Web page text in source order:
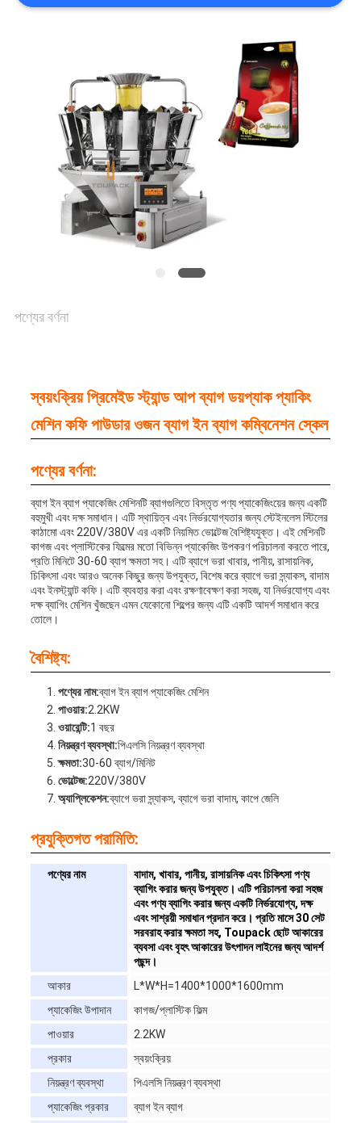
SITEMAP
গোপনীয়তা
পণ্যের বর্ণনা
স্বয়ংক্রিয় প্রিমেইড স্ট্যান্ড আপ ব্যাগ ডয়প্যাক প্যাকিং
মেশিন কফি পাউডার ওজন ব্যাগ ইন ব্যাগ কম্বিনেশন স্কেল
পণ্যের বর্ণনা:
ব্যাগ ইন ব্যাগ প্যাকেজিং মেশিনটি ব্যাগগুলিতে বিস্তৃত পণ্য প্যাকেজিংয়ের জন্য একটি
বহুমুখী এবং দক্ষ সমাধান। এটি স্থায়িত্ব এবং নির্ভরযোগ্যতার জন্য স্টেইনলেস স্টিলের
কাঠামো এবং 220V/380V এর একটি নিয়মিত ভোল্টেজ বৈশিষ্ট্যযুক্ত। এই মেশিনটি
কাগজ এবং প্লাস্টিকের ফিল্মের মতো বিভিন্ন প্যাকেজিং উপকরণ পরিচালনা করতে পারে,
প্রতি মিনিটে 30-60 ব্যাগ ক্ষমতা সহ। এটি ব্যাগে ভরা খাবার, পানীয়, রাসায়নিক,
চিকিৎসা এবং আরও অনেক কিছুর জন্য উপযুক্ত, বিশেষ করে ব্যাগে ভরা স্ন্যাকস, বাদাম
এবং ইনস্ট্যান্ট কফি। এটি ব্যবহার করা এবং রক্ষণাবেক্ষণ করা সহজ, যা নির্ভরযোগ্য এবং
দক্ষ ব্যাগিং মেশিন খুঁজছেন এমন যেকোনো শিল্পের জন্য এটি একটি আদর্শ সমাধান করে
তোলে।
বৈশিষ্ট্য:
পণ্যের নাম:ব্যাগ ইন ব্যাগ প্যাকেজিং মেশিন
পাওয়ার:2.2KW
ওয়ারেন্টি:1 বছর
নিয়ন্ত্রণ ব্যবস্থা:পিএলসি নিয়ন্ত্রণ ব্যবস্থা
ক্ষমতা:30-60 ব্যাগ/মিনিট
ভোল্টেজ:220V/380V
অ্যাপ্লিকেশন:ব্যাগে ভরা স্ন্যাকস, ব্যাগে ভরা বাদাম, কাপে জেলি
প্রযুক্তিগত পরামিতি:
পণ্যের নাম
বাদাম, খাবার, পানীয়, রাসায়নিক এবং চিকিৎসা পণ্য
ব্যাগিং করার জন্য উপযুক্ত। এটি পরিচালনা করা সহজ
এবং পণ্য ব্যাগিং করার জন্য একটি নির্ভরযোগ্য, দক্ষ
এবং সাশ্রয়ী সমাধান প্রদান করে। প্রতি মাসে 30 সেট
সরবরাহ করার ক্ষমতা সহ, Toupack ছোট আকারের
ব্যবসা এবং বৃহৎ আকারের উৎপাদন লাইনের জন্য আদর্শ
পছন্দ।
আকার
L*W*H=1400*1000*1600mm
প্যাকেজিং উপাদান
কাগজ/প্লাস্টিক ফিল্ম
পাওয়ার
2.2KW
প্রকার
স্বয়ংক্রিয়
নিয়ন্ত্রণ ব্যবস্থা
পিএলসি নিয়ন্ত্রণ ব্যবস্থা
প্যাকেজিং প্রকার
ব্যাগ ইন ব্যাগ